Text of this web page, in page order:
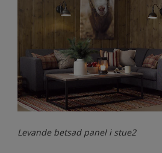
Levande betsad panel i stue2